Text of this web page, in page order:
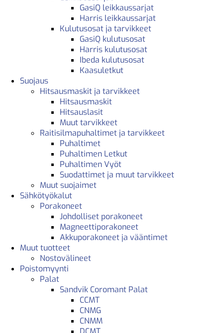
GasiQ leikkaussarjat
Harris leikkaussarjat
Kulutusosat ja tarvikkeet
GasiQ kulutusosat
Harris kulutusosat
Ibeda kulutusosat
Kaasuletkut
Suojaus
Hitsausmaskit ja tarvikkeet
Hitsausmaskit
Hitsauslasit
Muut tarvikkeet
Raitisilmapuhaltimet ja tarvikkeet
Puhaltimet
Puhaltimen Letkut
Puhaltimen Vyöt
Suodattimet ja muut tarvikkeet
Muut suojaimet
Sähkötyökalut
Porakoneet
Johdolliset porakoneet
Magneettiporakoneet
Akkuporakoneet ja vääntimet
Muut tuotteet
Nostovälineet
Poistomyynti
Palat
Sandvik Coromant Palat
CCMT
CNMG
CNMM